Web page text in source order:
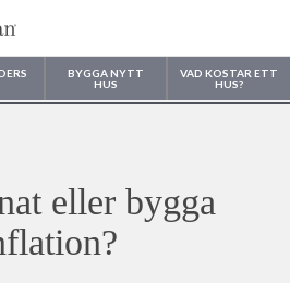
BYGGA NYTT
HUS
VAD KOSTAR ETT
HUS?
bygga ditt hus?
eller bygga